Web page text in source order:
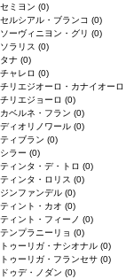
セミヨン (0)
セルシアル・ブランコ (0)
ソーヴィニヨン・グリ (0)
ソラリス (0)
タナ (0)
チャレロ (0)
チリエジオーロ・カナイオーロ
チリエジョーロ (0)
カベルネ・フラン (0)
ディオリノワール (0)
ティブラン (0)
シラー (0)
ティンタ・デ・トロ (0)
ティンタ・ロリス (0)
ジンファンデル (0)
ティント・カオ (0)
ティント・フィーノ (0)
テンプラニーリョ (0)
トゥーリガ・ナシオナル (0)
トゥーリガ・フランセサ (0)
ドゥデ・ノダン (0)